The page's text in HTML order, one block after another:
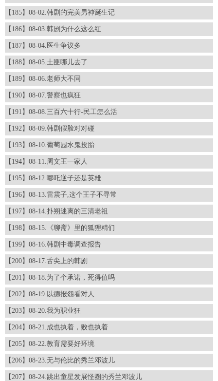
【185】08-02.韩剧的完美男神诞生记
【186】08-03.韩剧为什么这么红
【187】08-04.医生争议多
【188】08-05.土匪哪儿去了
【189】08-06.老师大不同
【190】08-07.警察也疯狂
【191】08-08.三百六十行-民工怎么活
【192】08-09.韩剧假脸对对碰
【193】08-10.葡萄园水鬼投胎
【194】08-11.周文王一家人
【195】08-12.哪吒逆子还是英雄
【196】08-13.雷震子,这个王子不寻常
【197】08-14.扑朔迷离的三清老祖
【198】08-15.《聊斋》里的狐狸精们
【199】08-16.韩剧中毒调查报告
【200】08-17.舌尖上的韩剧
【201】08-18.为了个承诺，死得值吗
【202】08-19.以德报怨看对人
【203】08-20.我为职业狂
【204】08-21.成也执着，败也执着
【205】08-22.教育需要好环境
【206】08-23.无与伦比的秀兰邓波儿
【207】08-24.跳出童星发展怪圈的秀兰邓波儿